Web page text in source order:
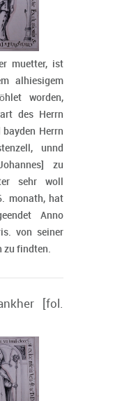
muetter, ist
alhiesigem
worden,
des Herrn
Herrn
unnd
zu
sehr woll
monath, hat
Anno
von seiner
zu findten.
[fol.